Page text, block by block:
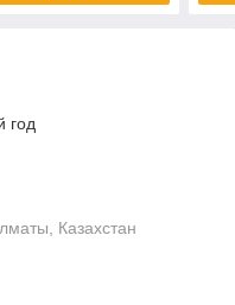
год
Казахстан